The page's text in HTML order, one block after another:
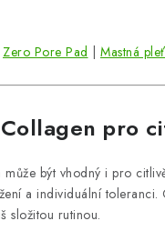
Zero Pore Pad Mastná
pro
být vhodný i pro
a individuální toleranci.
složitou rutinou.